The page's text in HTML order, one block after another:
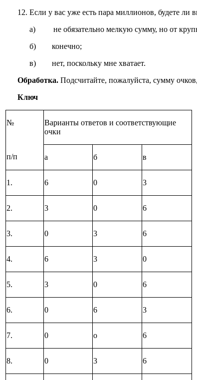
12. Если у вас уже есть пара миллионов, будете ли
а) не обязательно мелкую сумму, но от
б) конечно;
в) нет, поскольку мне хватает.
Обработка. Подсчитайте, пожалуйста, сумму
Ключ
№
Варианты ответов и соответствующие
очки
п/п а б в
1. 6 0 3
2. 3 0 6
3. 0 3 6
4. 6 3 0
5. 3 0 6
6. 0 6 3
7. 0 о 6
8. 0 3 6